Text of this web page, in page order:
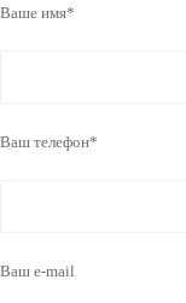
Ваше имя*
Ваш телефон*
Ваш e-mail